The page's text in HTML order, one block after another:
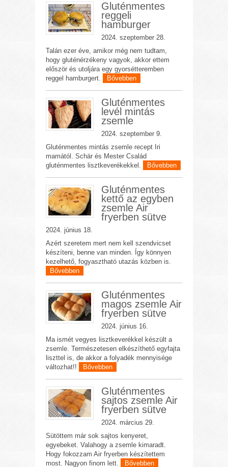
Gluténmentes
reggeli
hamburger
2024. szeptember 28.
Talán ezer éve, amikor még nem tudtam,
hogy gluténérzékeny vagyok, akkor ettem
először és utoljára egy gyorsétteremben
reggel hamburgert.
Bővebben
Gluténmentes
levél mintás
zsemle
2024. szeptember 9.
Gluténmentes mintás zsemle recept Iri
mamától. Schär és Mester Család
gluténmentes lisztkeverékekkel.
Bővebben
Gluténmentes
kettő az egyben
zsemle Air
fryerben sütve
2024. június 18.
Azért szeretem mert nem kell szendvicset
készíteni, benne van minden. Így könnyen
kezelhető, fogyasztható utazás közben is.
Bővebben
Gluténmentes
magos zsemle Air
fryerben sütve
2024. június 16.
Ma ismét vegyes lisztkeverékkel készült a
zsemle. Természetesen elkészíthető egyfajta
liszttel is, de akkor a folyadék mennyisége
változhat!!
Bővebben
Gluténmentes
sajtos zsemle Air
fryerben sütve
2024. március 29.
Sütöttem már sok sajtos kenyeret,
egyebeket. Valahogy a zsemle kimaradt.
Hogy fokozzam Air fryerben készítettem
most. Nagyon finom lett.
Bővebben